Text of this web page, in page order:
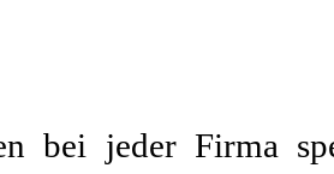
bei jeder Firma